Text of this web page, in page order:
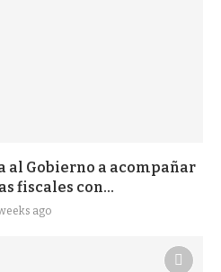
al Gobierno a acompañar
fiscales con...
ago